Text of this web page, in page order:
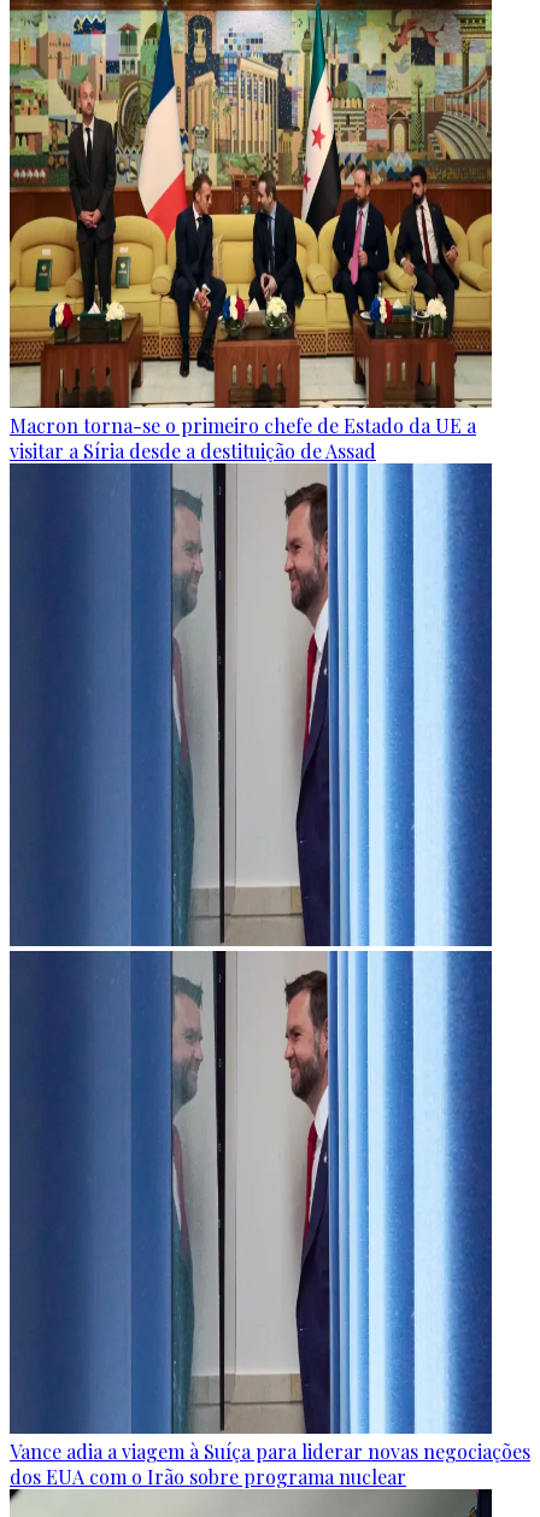
Macron torna-se o primeiro chefe de Estado da UE a
visitar a Síria desde a destituição de Assad
Vance adia a viagem à Suíça para liderar novas negociações
dos EUA com o Irão sobre programa nuclear